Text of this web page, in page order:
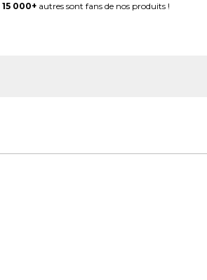
15 000+autres sont fans de nos produits !